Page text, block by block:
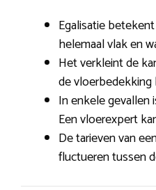
Egalisatie
helemaal vlak en
Het verkleint de
de
In enkele gevallen
Een vloerexpert
De tarieven van
fluctueren tussen